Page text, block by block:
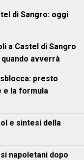
di Sangro: oggi
a Castel di Sangro
avverrà
presto
e la formula
e sintesi della
napoletani dopo